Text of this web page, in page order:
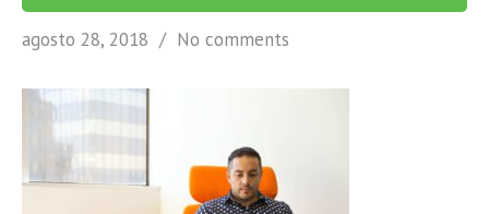
agosto 28, 2018 No comments